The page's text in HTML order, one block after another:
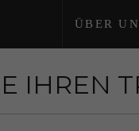
ÜBER
IHREN